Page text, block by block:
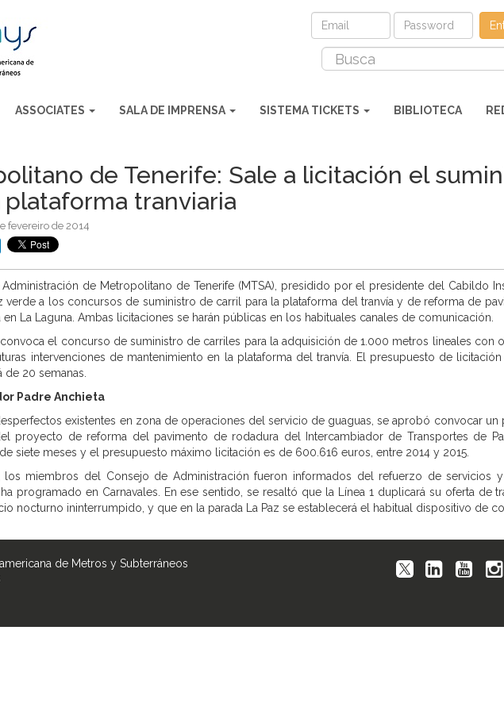
ASSOCIATES SALA DE IMPRENSA SISTEMA TICKETS BIBLIOTECA
de Tenerife: Sale a licitación el
plataforma tranviaria
fevereiro de 2014
de Metropolitano de Tenerife (MTSA), presidido por el presidente del Cabildo
verde a los concursos de suministro de carril para la plataforma del tranvía y de reforma de
en La Laguna. Ambas licitaciones se harán públicas en los habituales canales de comunicación.
el concurso de suministro de carriles para la adquisición de 1.000 metros lineales con
intervenciones de mantenimiento en la plataforma del tranvía. El presupuesto de
20 semanas.
Padre Anchieta
existentes en zona de operaciones del servicio de guaguas, se aprobó convocar
proyecto de reforma del pavimento de rodadura del Intercambiador de Transportes de
siete meses y el presupuesto máximo licitación es de 600.616 euros, entre 2014 y 2015.
los miembros del Consejo de Administración fueron informados del refuerzo de servicios
programado en Carnavales. En ese sentido, se resaltó que la Línea 1 duplicará su oferta de
nocturno ininterrumpido, y que en la parada La Paz se establecerá el habitual dispositivo de
de Metros y Subterráneos